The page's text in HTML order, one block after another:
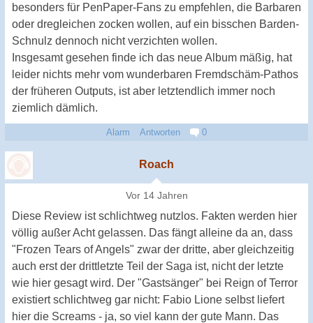
besonders für PenPaper-Fans zu empfehlen, die Barbaren
oder dregleichen zocken wollen, auf ein bisschen Barden-
Schnulz dennoch nicht verzichten wollen.
Insgesamt gesehen finde ich das neue Album mäßig, hat
leider nichts mehr vom wunderbaren Fremdschäm-Pathos
der früheren Outputs, ist aber letztendlich immer noch
ziemlich dämlich.
Alarm Antworten 0
Roach
Vor 14 Jahren
Diese Review ist schlichtweg nutzlos. Fakten werden hier
völlig außer Acht gelassen. Das fängt alleine da an, dass
"Frozen Tears of Angels" zwar der dritte, aber gleichzeitig
auch erst der drittletzte Teil der Saga ist, nicht der letzte
wie hier gesagt wird. Der "Gastsänger" bei Reign of Terror
existiert schlichtweg gar nicht: Fabio Lione selbst liefert
hier die Screams - ja, so viel kann der gute Mann. Das